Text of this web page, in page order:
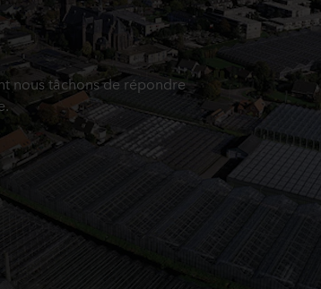
nous tâchons de répondre